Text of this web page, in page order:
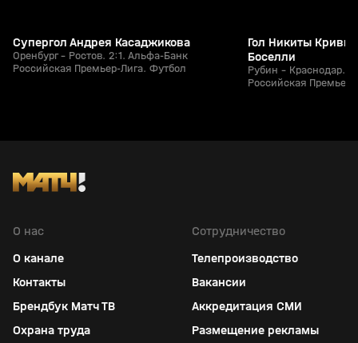
Супергол Андрея Касаджикова
Оренбург - Ростов. 2:1. Альфа-Банк
Российская Премьер-Лига. Футбол
Гол Никиты
Боселли
Рубин - Краснодар.
Российская
О нас
О канале
Контакты
Брендбук Матч ТВ
Охрана труда
Сотрудничество
Телепроизводство
Вакансии
Аккредитация СМИ
Размещение рекламы